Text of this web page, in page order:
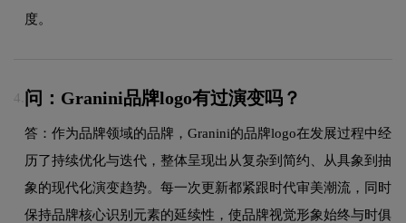
度。
4. 问：Granini品牌logo有过演变吗？
答：作为品牌领域的品牌，Granini的品牌logo在发展过程中经
历了持续优化与迭代，整体呈现出从复杂到简约、从具象到抽
象的现代化演变趋势。每一次更新都紧跟时代审美潮流，同时
保持品牌核心识别元素的延续性，使品牌视觉形象始终与时俱